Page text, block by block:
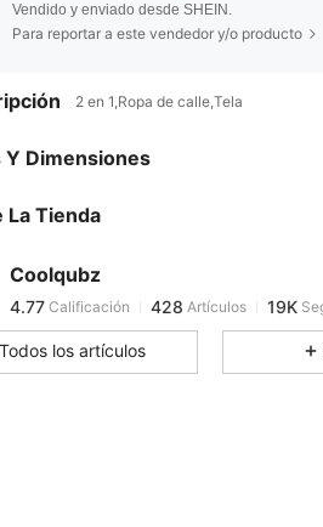
Vendido y enviado desde SHEIN.
Para reportar a este vendedor y/o producto
2 en 1,Ropa de calle,Tela
Y Dimensiones
La Tienda
Coolqubz
4.77
4.77
4.77 Calificación 428 Artículos 19K
m***0pagó Hace 10 horas
4.77 428 19K
los artículos